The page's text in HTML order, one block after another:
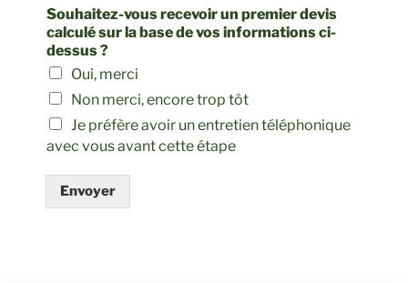
Souhaitez-vous recevoir un premier devis
calculé sur la base de vos informations ci-
dessus ?
Oui, merci
Non merci, encore trop tôt
Je préfère avoir un entretien téléphonique
avec vous avant cette étape
Envoyer